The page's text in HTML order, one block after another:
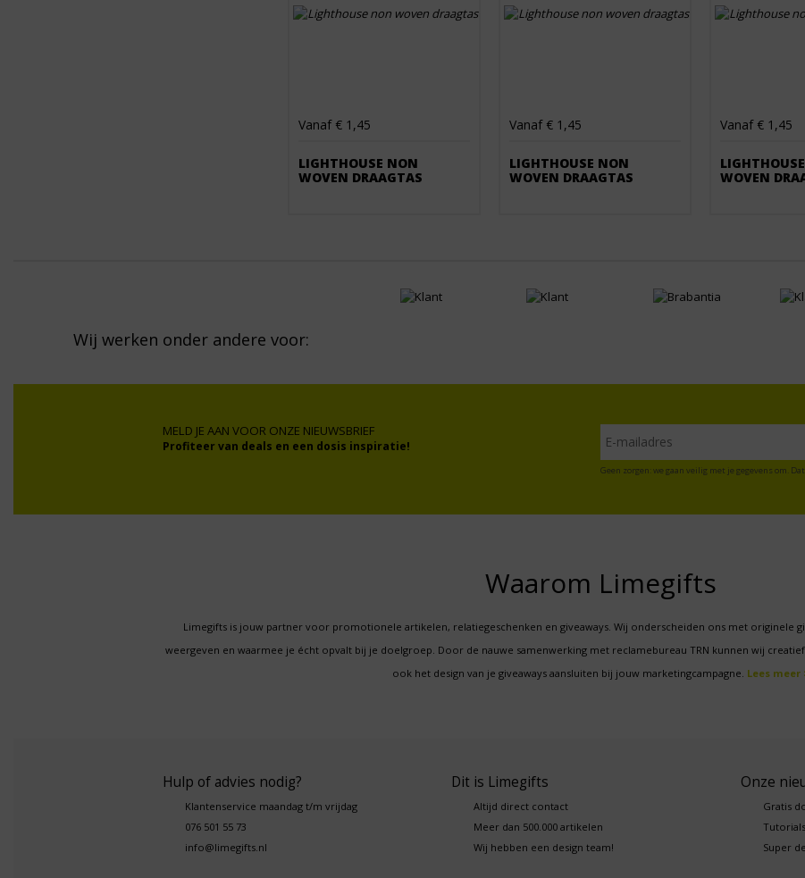
Vanaf € 1,45
LIGHTHOUSE NON
WOVEN DRAAGTAS
Vanaf € 1,45
LIGHTHOUSE NON
WOVEN DRAAGTAS
Vanaf € 1,45
WOVEN
Wij werken onder andere voor:
MELD JE AAN VOOR ONZE NIEUWSBRIEF
Profiteer van deals en een dosis inspiratie!
Geen zorgen: we gaan veilig met je gegevens om.
Waarom Limegifts
Limegifts is jouw partner voor promotionele artikelen, relatiegeschenken en giveaways. Wij onderscheiden ons met originele
weergeven en waarmee je écht opvalt bij je doelgroep. Door de nauwe samenwerking met reclamebureau TRN kunnen wij
ook het design van je giveaways aansluiten bij jouw marketingcampagne. Lees meer
Hulp of advies nodig?
Klantenservice maandag t/m vrijdag
076 501 55 73
info@limegifts.nl
Dit is Limegifts
Altijd direct contact
Meer dan 500.000 artikelen
Wij hebben een design team!
Onze
Gratis
Super